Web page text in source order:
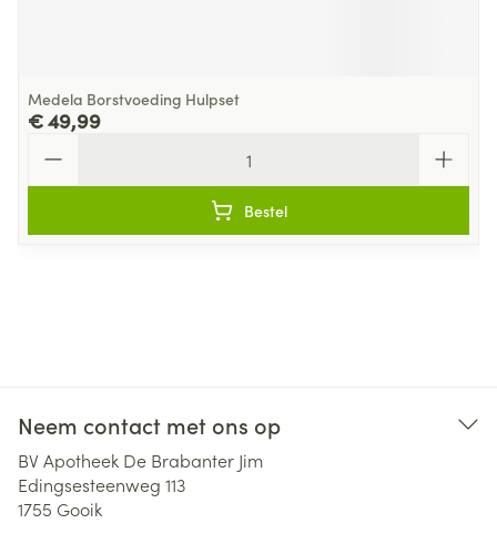
Medela Borstvoeding Hulpset
€ 49,99
Bestel
Neem contact met ons op
BV Apotheek De Brabanter Jim
Edingsesteenweg 113
1755 Gooik